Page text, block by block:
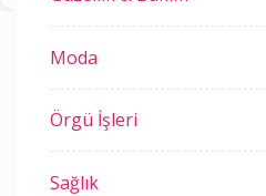
Moda
Örgü İşleri
Sağlık